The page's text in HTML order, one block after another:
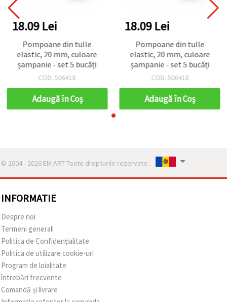
18.09 Lei
Pompoane din tulle
elastic, 20 mm, culoare
șampanie - set 5 bucăți
COD: 506418
Adaugă în Coş
18.09 Lei
Pompoane din tulle
elastic, 20 mm, culoare
șampanie - set 5 bucăți
COD: 506418
Adaugă în Coş
© 2004 - 2026 EM ART Toate drepturile rezervate..
INFORMATIE
Despre noi
Termeni generali
Politica de Confidențialitate
Politica de utilizare cookie-uri
Program de loialitate
întrebări frecvente
Comandă și livrare